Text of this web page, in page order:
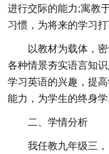
进行交际的能力;寓教
习惯，为将来的学习打
以教材为载体，
各种情景夯实语言知
学习英语的兴趣，提
能力，为学生的终身学
二、学情分析
我任教九年级三